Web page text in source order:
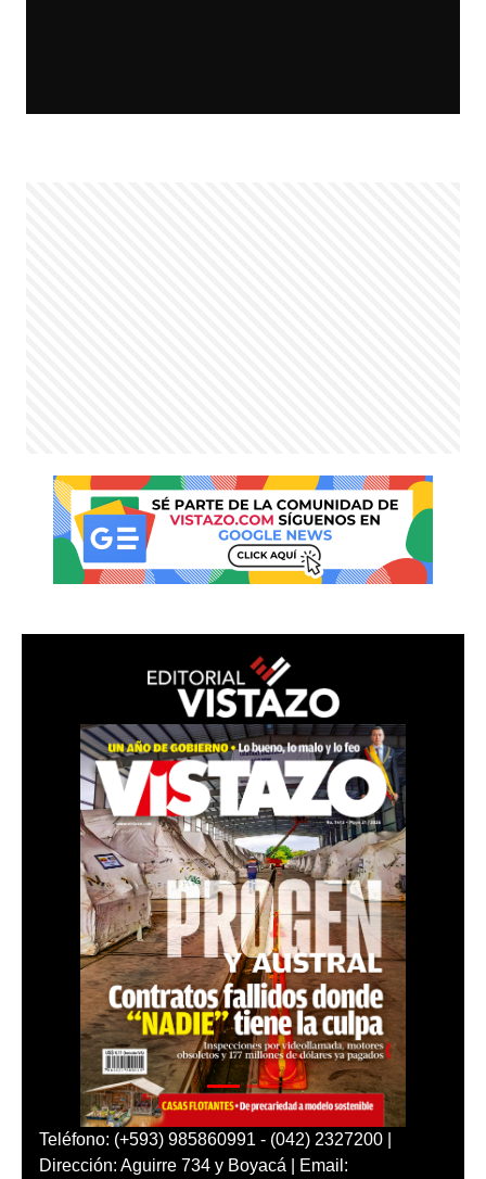
Teléfono: (+593) 985860991 - (042) 2327200 |
Dirección: Aguirre 734 y Boyacá | Email: